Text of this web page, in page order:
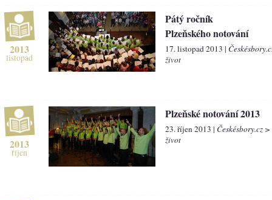
2013
listopad
Pátý ročník
Plzeňského notování
17. listopad 2013 |
život
2013
říjen
Plzeňské notování 2013
23. říjen 2013 | Českésbory.cz
život